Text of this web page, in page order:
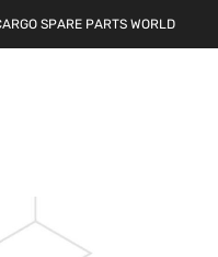
SPARE PARTS WORLD